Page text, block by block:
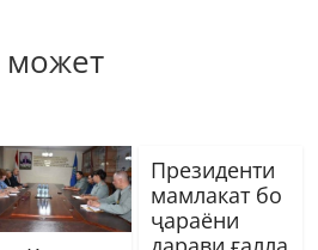
может
Президенти
мамлакат бо
ҷараёни